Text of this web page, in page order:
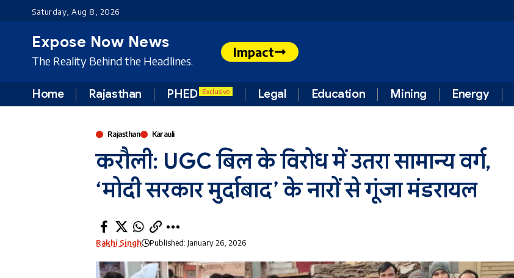
Saturday, Aug 8, 2026
Expose Now News
The Reality Behind the Headlines.
Impact
Home Rajasthan PHED Exclusive Legal Education Mining Energy
Rajasthan Karauli
करौली: UGC बिल के विरोध में उतरा सामान्य वर्ग,
‘मोदी सरकार मुर्दाबाद’ के नारों से गूंजा मंडरायल
Rakhi Singh Published: January 26, 2026